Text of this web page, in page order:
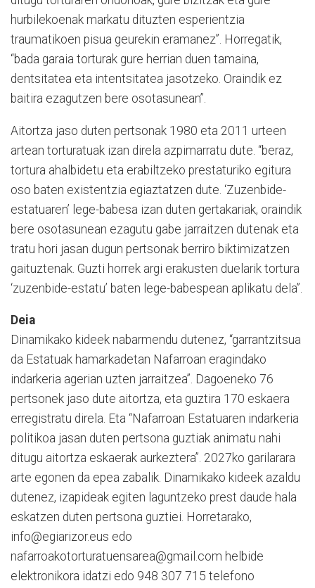
hurbilekoenak markatu dituzten esperientzia
traumatikoen pisua geurekin eramanez”. Horregatik,
“bada garaia torturak gure herrian duen tamaina,
dentsitatea eta intentsitatea jasotzeko. Oraindik ez
baitira ezagutzen bere osotasunean”.
Aitortza jaso duten pertsonak 1980 eta 2011 urteen
artean torturatuak izan direla azpimarratu dute. “beraz,
tortura ahalbidetu eta erabiltzeko prestaturiko egitura
oso baten existentzia egiaztatzen dute. ‘Zuzenbide-
estatuaren’ lege-babesa izan duten gertakariak, oraindik
bere osotasunean ezagutu gabe jarraitzen dutenak eta
tratu hori jasan dugun pertsonak berriro biktimizatzen
gaituztenak. Guzti horrek argi erakusten duelarik tortura
‘zuzenbide-estatu’ baten lege-babespean aplikatu dela”.
Deia
Dinamikako kideek nabarmendu dutenez, “garrantzitsua
da Estatuak hamarkadetan Nafarroan eragindako
indarkeria agerian uzten jarraitzea”. Dagoeneko 76
pertsonek jaso dute aitortza, eta guztira 170 eskaera
erregistratu direla. Eta “Nafarroan Estatuaren indarkeria
politikoa jasan duten pertsona guztiak animatu nahi
ditugu aitortza eskaerak aurkeztera”. 2027ko garilarara
arte egonen da epea zabalik. Dinamikako kideek azaldu
dutenez, izapideak egiten laguntzeko prest daude hala
eskatzen duten pertsona guztiei. Horretarako,
info@egiarizor.eus edo
nafarroakotorturatuensarea@gmail.com helbide
elektronikora idatzi edo 948 307 715 telefono